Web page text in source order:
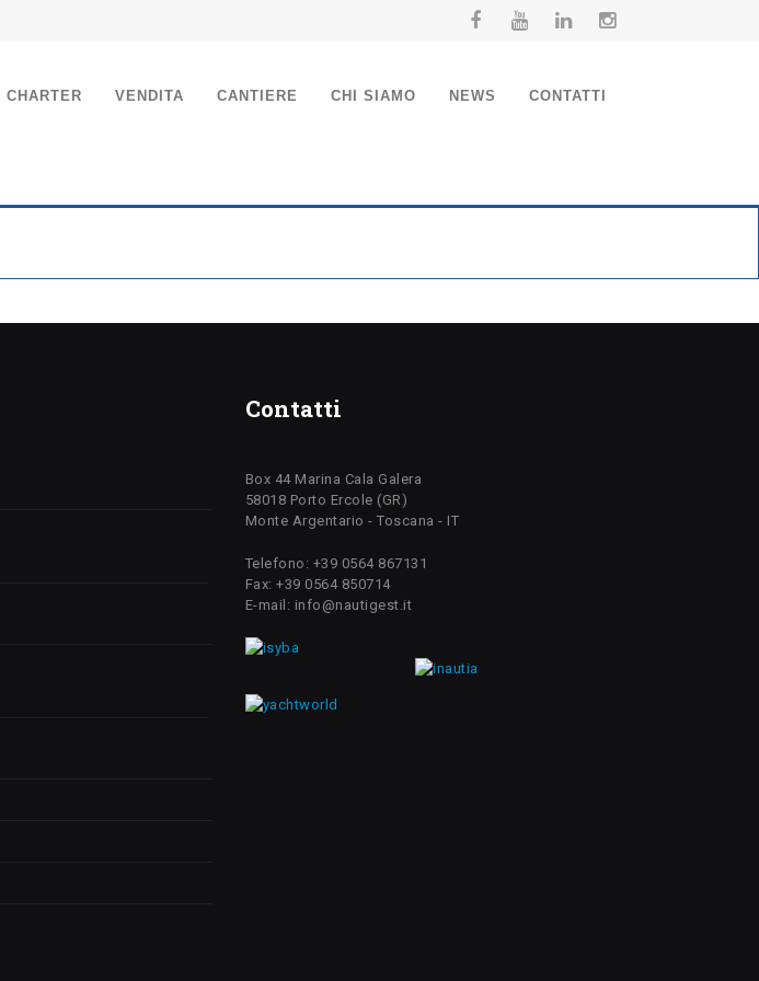
CHARTER VENDITA CANTIERE CHI SIAMO NEWS CONTATTI
Contatti
Box 44 Marina Cala Galera
58018 Porto Ercole (GR)
Monte Argentario - Toscana - IT
Telefono: +39 0564 867131
Fax: +39 0564 850714
E-mail: info@nautigest.it